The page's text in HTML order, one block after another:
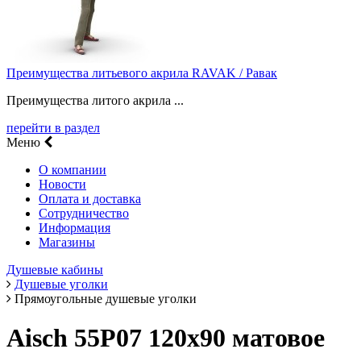
Преимущества литьевого акрила RAVAK / Равак
Преимущества литого акрила ...
перейти в раздел
Меню
О компании
Новости
Оплата и доставка
Сотрудничество
Информация
Магазины
Душевые кабины
Душевые уголки
Прямоугольные душевые уголки
Aisch 55P07 120х90 матовое